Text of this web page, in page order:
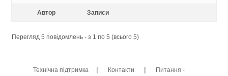
Автор Записи
Перегляд 5 повідомлень - з 1 по 5 (всього 5)
Технічна підтримка | Контакти |
Питання -